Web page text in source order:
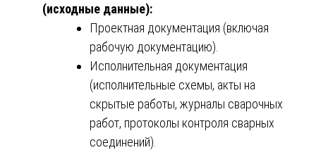
(исходные данные):
Проектная документация (включая
рабочую документацию).
Исполнительная документация
(исполнительные схемы, акты на
скрытые работы, журналы сварочных
работ, протоколы контроля сварных
соединений).